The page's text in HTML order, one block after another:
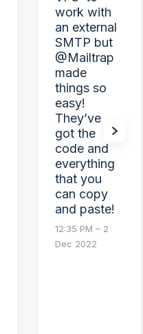
work with
an external
SMTP but
@Mailtrap
made
things so
easy!
They’ve
got the
code and
everything
that you
can copy
and paste!
12:35 PM – 2
Dec 2022